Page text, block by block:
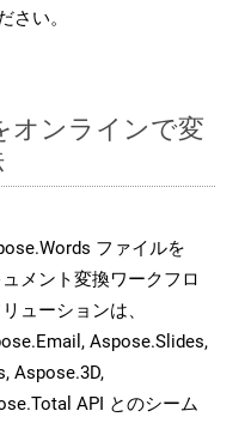
さい。
オンラインで変
ファイルを
メント変換ワークフロ
ューションは、
Aspose.Slides,
Aspose.3D,
API とのシーム